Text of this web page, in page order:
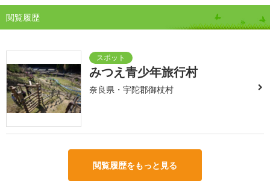
閲覧履歴
みつえ青少年旅行村
奈良県・宇陀郡御杖村
閲覧履歴をもっと見る